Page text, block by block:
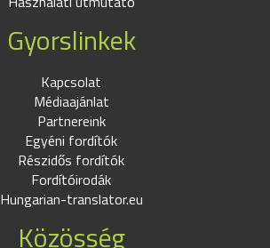
Gyorslinkek
Kapcsolat
Médiaajánlat
Partnereink
Egyéni fordítók
Részidős fordítók
Fordítóirodák
Hungarian-translator.eu
Közösség